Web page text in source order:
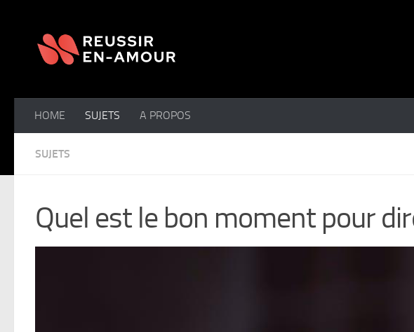
HOME SUJETS A PROPOS
SUJETS
Quel est le bon moment pour dire